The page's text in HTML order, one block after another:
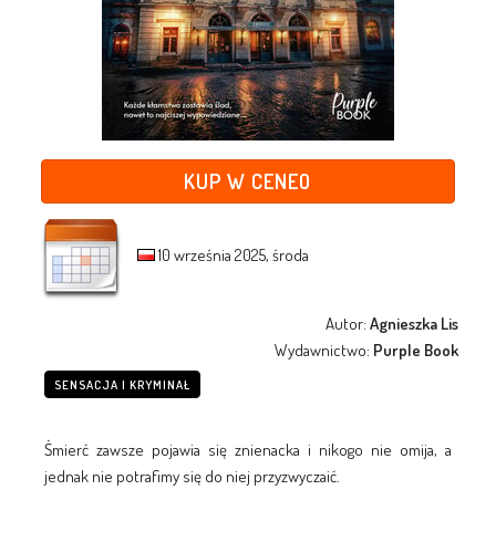
KUP W CENEO
10 września 2025, środa
Autor:Agnieszka Lis
Wydawnictwo: Purple Book
SENSACJA I KRYMINAŁ
Śmierć zawsze pojawia się znienacka i nikogo nie omija, a
jednak nie potrafimy się do niej przyzwyczaić.